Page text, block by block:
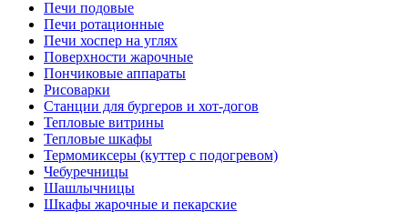
Печи подовые
Печи ротационные
Печи хоспер на углях
Поверхности жарочные
Пончиковые аппараты
Рисоварки
Станции для бургеров и хот-догов
Тепловые витрины
Тепловые шкафы
Термомиксеры (куттер с подогревом)
Чебуречницы
Шашлычницы
Шкафы жарочные и пекарские